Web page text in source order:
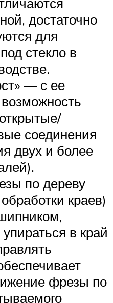
достаточно
для
стекло в
— с ее
соединения
двух и более
по дереву
краев)
в край
фрезы по